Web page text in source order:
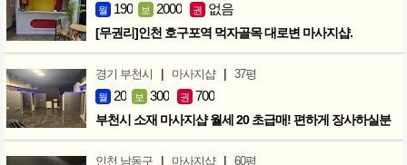
월 190 보 2000 권 없음
[무권리]인천 호구포역 먹자골목 대로변 마사지샵.
경기 부천시 | 마사지샵 | 37평
월 20 보 300 권 700
부천시 소재 마사지샵 월세 20 초급매! 편하게 장사하실분
인천 남동구 | 마사지샵 | 60평